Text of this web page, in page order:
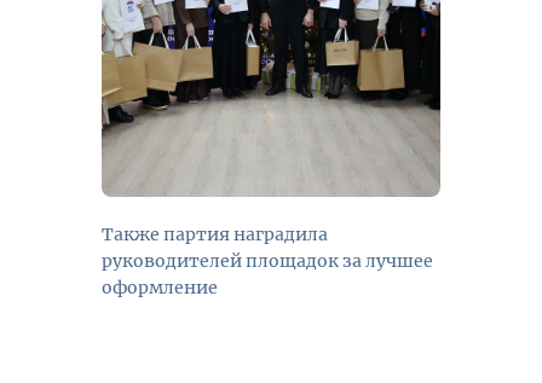
Также партия наградила
руководителей площадок за лучшее
оформление